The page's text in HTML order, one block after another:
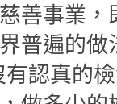
善事業
普遍的
認真的